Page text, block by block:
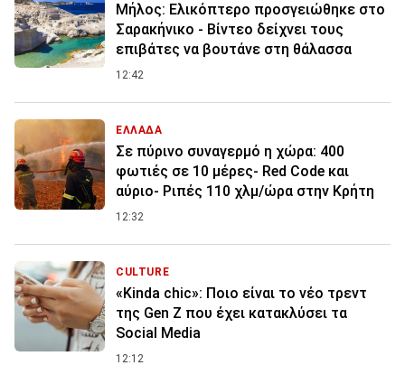
Μήλος: Ελικόπτερο προσγειώθηκε στο
Σαρακήνικο - Βίντεο δείχνει τους
επιβάτες να βουτάνε στη θάλασσα
12:42
ΕΛΛΑΔΑ
Σε πύρινο συναγερμό η χώρα: 400
φωτιές σε 10 μέρες- Red Code και
αύριο- Ριπές 110 χλμ/ώρα στην Κρήτη
12:32
CULTURE
«Kinda chic»: Ποιο είναι το νέο τρεντ
της Gen Z που έχει κατακλύσει τα
Social Media
12:12